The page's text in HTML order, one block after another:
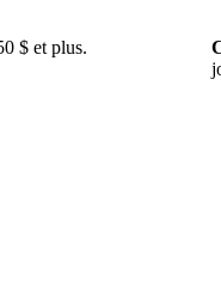
$ et plus.